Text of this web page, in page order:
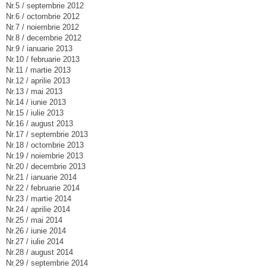
Nr.5 / septembrie 2012
Nr.6 / octombrie 2012
Nr.7 / noiembrie 2012
Nr.8 / decembrie 2012
Nr.9 / ianuarie 2013
Nr.10 / februarie 2013
Nr.11 / martie 2013
Nr.12 / aprilie 2013
Nr.13 / mai 2013
Nr.14 / iunie 2013
Nr.15 / iulie 2013
Nr.16 / august 2013
Nr.17 / septembrie 2013
Nr.18 / octombrie 2013
Nr.19 / noiembrie 2013
Nr.20 / decembrie 2013
Nr.21 / ianuarie 2014
Nr.22 / februarie 2014
Nr.23 / martie 2014
Nr.24 / aprilie 2014
Nr.25 / mai 2014
Nr.26 / iunie 2014
Nr.27 / iulie 2014
Nr.28 / august 2014
Nr.29 / septembrie 2014